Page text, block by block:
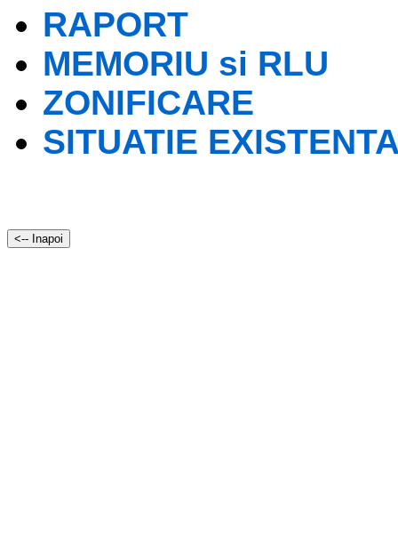
RAPORT
MEMORIU si RLU
ZONIFICARE
SITUATIE